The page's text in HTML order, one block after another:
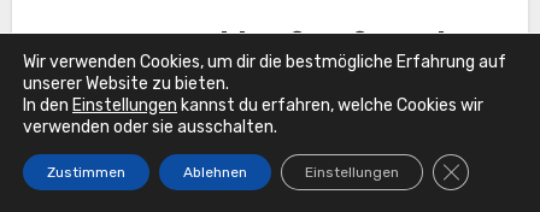
Warum Rückläufe oft mehr
Aussagekraft besitzen
Viele hochwertige Setups entstehen nicht am
Anfang einer Bewegung.
Wir verwenden Cookies, um dir die bestmögliche Erfahrung auf
unserer Website zu bieten.
In den Einstellungen kannst du erfahren, welche Cookies wir
verwenden oder sie ausschalten.
Zustimmen Ablehnen Einstellungen GDPR